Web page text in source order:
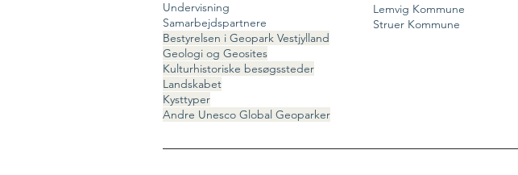
Undervisning
Samarbejdspartnere
Bestyrelsen i Geopark Vestjylland
Geologi og Geosites
Kulturhistoriske besøgssteder
Landskabet
Kysttyper
Andre Unesco Global Geoparker
Lemvig Kommune
Struer Kommune